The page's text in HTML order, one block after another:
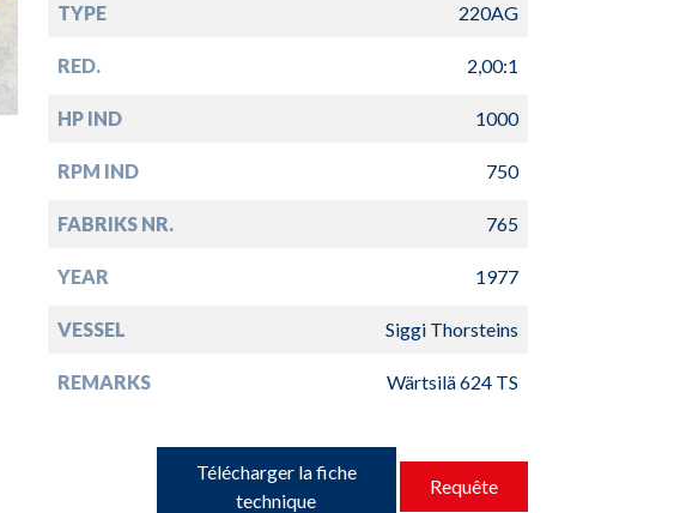
TYPE 220AG
RED. 2,00:1
HP IND 1000
RPM IND 750
FABRIKS NR. 765
YEAR 1977
VESSEL Siggi Thorsteins
REMARKS Wärtsilä 624 TS
Télécharger la fiche
technique
Requête